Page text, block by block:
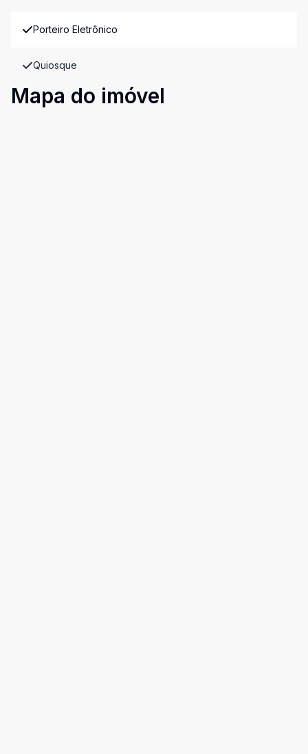
Porteiro Eletrônico
Quiosque
Mapa do imóvel